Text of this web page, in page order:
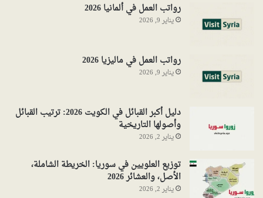
رواتب العمل في ألمانيا 2026
يناير 9, 2026
رواتب العمل في ماليزيا 2026
يناير 9, 2026
دليل أكبر القبائل في الكويت 2026: ترتيب القبائل
وأصولها التاريخية
يناير 2, 2026
توزيع العلويين في سوريا: الخريطة الشاملة،
الأصل، والعشائر 2026
يناير 2, 2026